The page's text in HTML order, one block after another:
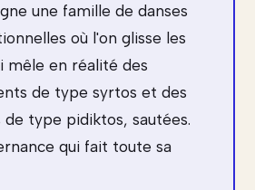
une famille de danses
où l'on glisse les
mêle en réalité des
de type syrtos et des
type pidiktos, sautées.
qui fait toute sa